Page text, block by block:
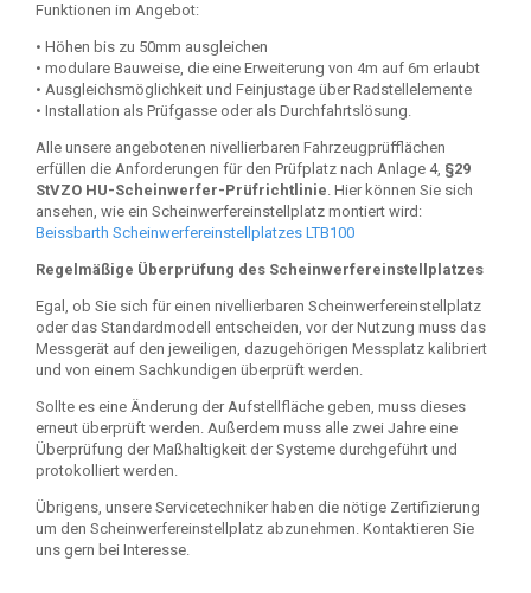
Funktionen im Angebot:
• Höhen bis zu 50mm ausgleichen
• modulare Bauweise, die eine Erweiterung von 4m auf 6m erlaubt
• Ausgleichsmöglichkeit und Feinjustage über Radstellelemente
• Installation als Prüfgasse oder als Durchfahrtslösung.
Alle unsere angebotenen nivellierbaren Fahrzeugprüfflächen
erfüllen die Anforderungen für den Prüfplatz nach Anlage 4, §29
StVZO HU-Scheinwerfer-Prüfrichtlinie. Hier können Sie sich
ansehen, wie ein Scheinwerfereinstellplatz montiert wird:
Beissbarth Scheinwerfereinstellplatzes LTB100
Regelmäßige Überprüfung des Scheinwerfereinstellplatzes
Egal, ob Sie sich für einen nivellierbaren Scheinwerfereinstellplatz
oder das Standardmodell entscheiden, vor der Nutzung muss das
Messgerät auf den jeweiligen, dazugehörigen Messplatz kalibriert
und von einem Sachkundigen überprüft werden.
Sollte es eine Änderung der Aufstellfläche geben, muss dieses
erneut überprüft werden. Außerdem muss alle zwei Jahre eine
Überprüfung der Maßhaltigkeit der Systeme durchgeführt und
protokolliert werden.
Übrigens, unsere Servicetechniker haben die nötige Zertifizierung
um den Scheinwerfereinstellplatz abzunehmen. Kontaktieren Sie
uns gern bei Interesse.